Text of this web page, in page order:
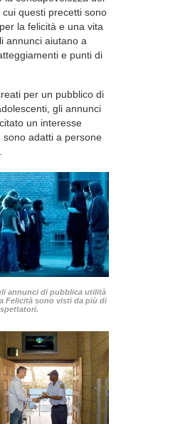
cui questi precetti sono
la felicità e una vita
annunci aiutano a
e punti di
per un pubblico di
gli annunci
un interesse
sono adatti a persone
annunci di pubblica utilità
Felicità sono visti da più di